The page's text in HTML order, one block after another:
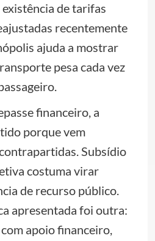
de tarifas
recentemente
ajuda a mostrar
pesa cada vez
financeiro, a
porque vem
Subsídio
costuma virar
de recurso público.
apresentada foi outra:
apoio financeiro,